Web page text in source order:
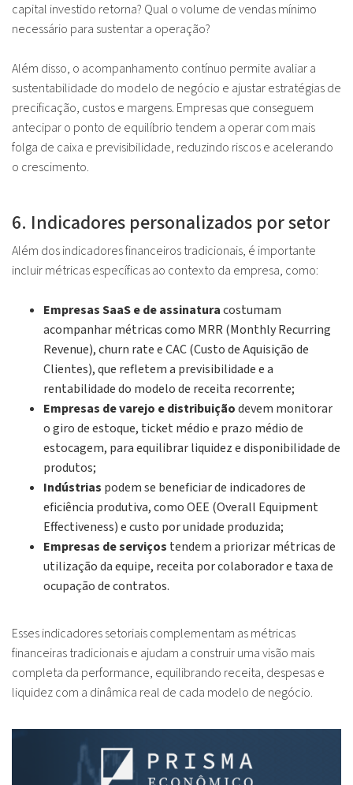
capital investido retorna? Qual o volume de vendas mínimo
necessário para sustentar a operação?
Além disso, o acompanhamento contínuo permite avaliar a
sustentabilidade do modelo de negócio e ajustar estratégias de
precificação, custos e margens. Empresas que conseguem
antecipar o ponto de equilíbrio tendem a operar com mais
folga de caixa e previsibilidade, reduzindo riscos e acelerando
o crescimento.
6. Indicadores personalizados por setor
Além dos indicadores financeiros tradicionais, é importante
incluir métricas específicas ao contexto da empresa, como:
Empresas SaaS e de assinaturacostumam
acompanhar métricas como MRR (Monthly Recurring
Revenue), churn rate e CAC (Custo de Aquisição de
Clientes), que refletem a previsibilidade e a
rentabilidade do modelo de receita recorrente;
Empresas de varejo e distribuiçãodevem monitorar
o giro de estoque, ticket médio e prazo médio de
estocagem, para equilibrar liquidez e disponibilidade de
produtos;
Indústrias podem se beneficiar de indicadores de
eficiência produtiva, como OEE (Overall Equipment
Effectiveness) e custo por unidade produzida;
Empresas de serviços tendem a priorizar métricas de
utilização da equipe, receita por colaborador e taxa de
ocupação de contratos.
Esses indicadores setoriais complementam as métricas
financeiras tradicionais e ajudam a construir uma visão mais
completa da performance, equilibrando receita, despesas e
liquidez com a dinâmica real de cada modelo de negócio.